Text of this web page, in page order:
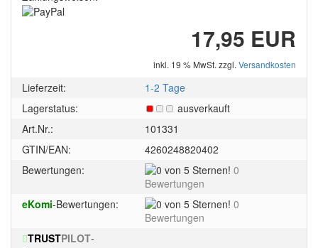
17,95 EUR
inkl. 19 % MwSt. zzgl. Versandkosten
Lieferzeit:
1-2 Tage
Lagerstatus:
ausverkauft
Art.Nr.:
101331
GTIN/EAN:
4260248820402
Bewertungen:
0
Sternen!
0
Bewertungen
eKomi-Bewertungen:
00
Bewertungen
TRUSTPILOT-